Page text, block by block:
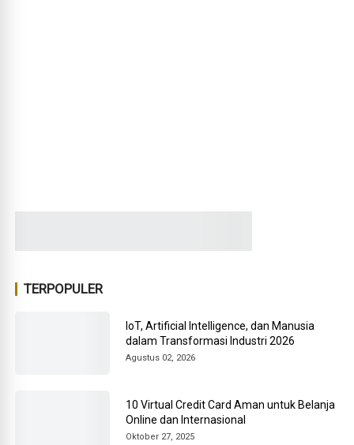
TERPOPULER
IoT, Artificial Intelligence, dan Manusia
dalam Transformasi Industri 2026
Agustus 02, 2026
10 Virtual Credit Card Aman untuk Belanja
Online dan Internasional
Oktober 27, 2025